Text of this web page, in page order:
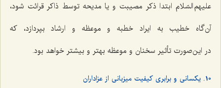
علیهم السّلام ابتدا ذکر مصیبت و یا مدیحه توسط ذاکر قرائت شود،
آن‌گاه خطیب به ایراد خطبه و موعظه و ارشاد بپردازد، که
در این‌صورت تأثیر سخنان و موعظه بهتر و بیشتر خواهد بود.
10. یکسانی و برابری کیفیت میزبانی از عزاداران